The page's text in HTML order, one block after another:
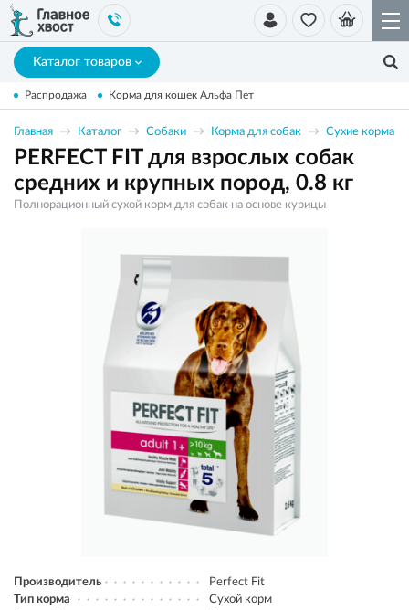
Каталог товаров
Распродажа Корма для кошек Альфа Пет
Главная Каталог Собаки Корма для собак Сухие корма
PERFECT FIT для взрослых собак
средних и крупных пород, 0.8 кг
Полнорационный сухой корм для собак на основе курицы
Производитель
Perfect Fit
Тип корма
Сухой корм